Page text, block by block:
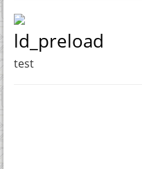
ld_preload
test